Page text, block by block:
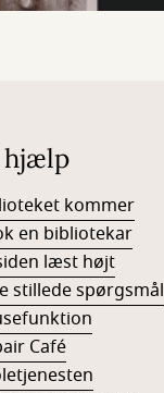
hjælp
kommer
en bibliotekar
læst højt
stillede spørgsmål
Café